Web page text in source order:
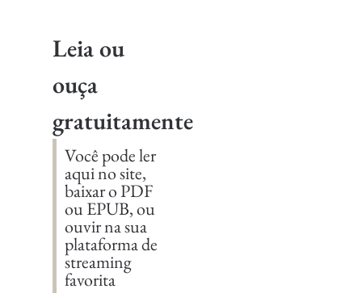
Leia ou
ouça
gratuitamente
Você pode ler
aqui no site,
baixar o PDF
ou EPUB, ou
ouvir na sua
plataforma de
streaming
favorita